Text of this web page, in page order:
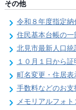
その他
令和８年度指定
住民基本台帳の
北見市最新人口統
１０月１日から
町名変更・住居
手数料などのお
メモリアルフォ